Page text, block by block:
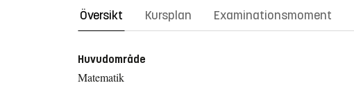
Översikt Kursplan Examinationsmoment
Huvudområde
Matematik